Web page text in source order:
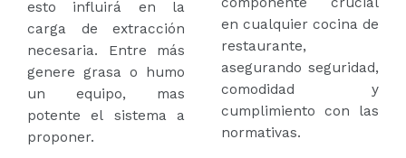
esto influirá en la
carga de extracción
necesaria. Entre más
genere grasa o humo
un equipo, mas
potente el sistema a
proponer.
en cualquier cocina de
restaurante,
asegurando seguridad,
comodidad y
cumplimiento con las
normativas.